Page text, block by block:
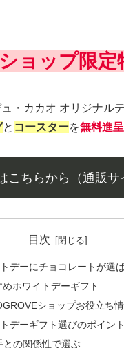
ョップ限定
・カカオ オリジナル
と コースターを無料進呈
こちらから（通販サ
目次
デーにチョコレートが選
めホワイトデーギフト
ショップお役立ち
デーギフト選びのポイント
の関係性で選ぶ